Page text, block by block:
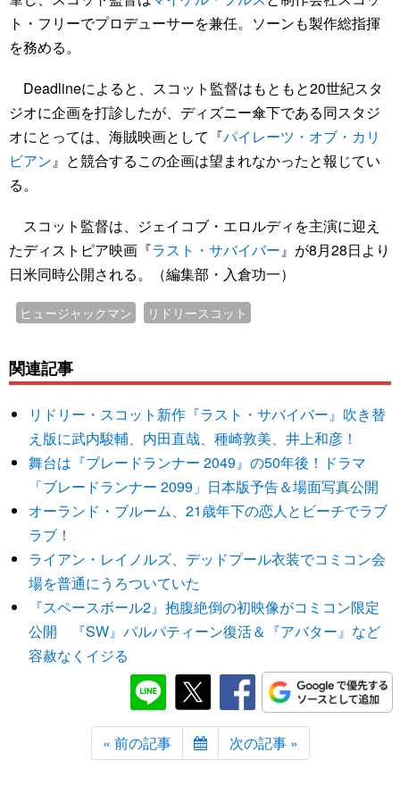
ト・フリーでプロデューサーを兼任。ソーンも製作総指揮
を務める。
Deadlineによると、スコット監督はもともと20世紀スタ
ジオに企画を打診したが、ディズニー傘下である同スタジ
オにとっては、海賊映画として『パイレーツ・オブ・カリ
ビアン』と競合するこの企画は望まれなかったと報じてい
る。
スコット監督は、ジェイコブ・エロルディを主演に迎え
たディストピア映画『ラスト・サバイバー』が8月28日より
日米同時公開される。（編集部・入倉功一）
ヒュージャックマン リドリースコット
関連記事
リドリー・スコット新作『ラスト・サバイバー』吹き替
え版に武内駿輔、内田直哉、種崎敦美、井上和彦！
舞台は『ブレードランナー 2049』の50年後！ドラマ
「ブレードランナー 2099」日本版予告＆場面写真公開
オーランド・ブルーム、21歳年下の恋人とビーチでラブ
ラブ！
ライアン・レイノルズ、デッドプール衣装でコミコン会
場を普通にうろついていた
『スペースボール2』抱腹絶倒の初映像がコミコン限定
公開 『SW』パルパティーン復活＆『アバター』など
容赦なくイジる
« 前の記事 次の記事 »